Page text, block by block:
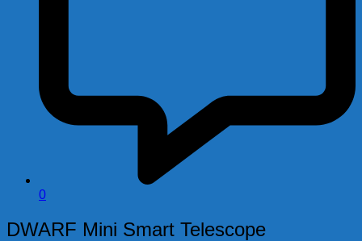
0
DWARF Mini Smart Telescope